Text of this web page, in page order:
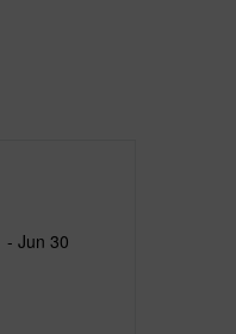
- Jun 30